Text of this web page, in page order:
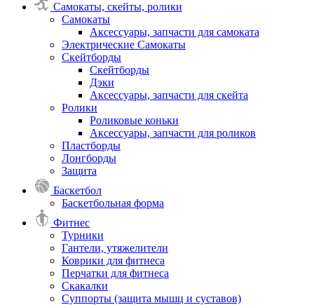
Самокаты, скейты, ролики
Самокаты
Аксессуары, запчасти для самоката
Электрические Самокаты
Скейтборды
Скейтборды
Дэки
Аксессуары, запчасти для скейта
Ролики
Роликовые коньки
Аксессуары, запчасти для роликов
Пластборды
Лонгборды
Защита
Баскетбол
Баскетбольная форма
Фитнес
Турники
Гантели, утяжелители
Коврики для фитнеса
Перчатки для фитнеса
Скакалки
Суппорты (защита мышц и суставов)